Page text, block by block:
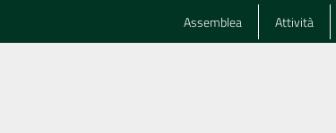
Assemblea Attività